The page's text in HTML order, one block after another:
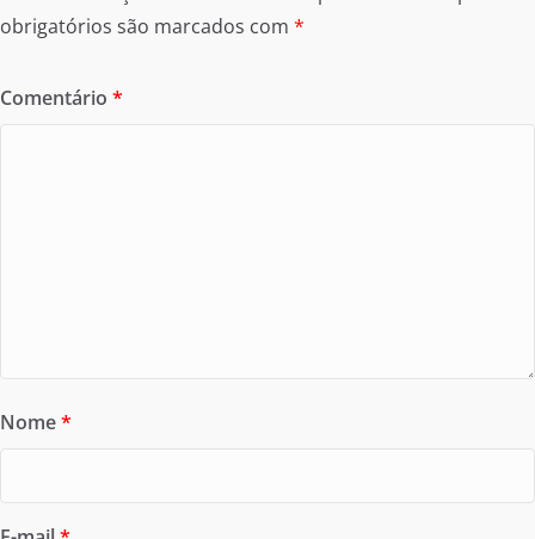
obrigatórios são marcados com *
Comentário *
Nome*